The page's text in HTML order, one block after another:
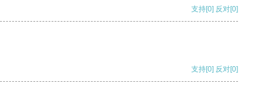
支持[0] 反对[0]
支持[0] 反对[0]